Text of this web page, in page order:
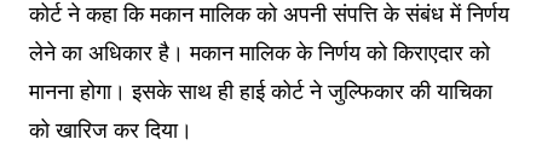
कोर्ट ने कहा कि मकान मालिक को अपनी संपत्ति के संबंध में निर्णय
लेने का अधिकार है। मकान मालिक के निर्णय को किराएदार को
मानना होगा। इसके साथ ही हाई कोर्ट ने जुल्फिकार की याचिका
को खारिज कर दिया।